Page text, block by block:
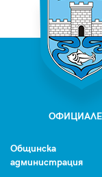
Общинска
администрация